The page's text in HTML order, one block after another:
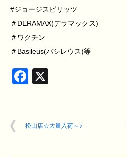
#ジョージスピリッツ
＃DERAMAX(デラマックス)
＃ワクチン
＃Basileus(バシレウス)等
Facebook
松山店☆大量入荷～♪